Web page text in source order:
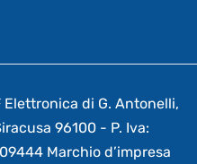
di G. Antonelli,
96100 - P. Iva:
Marchio d’impresa